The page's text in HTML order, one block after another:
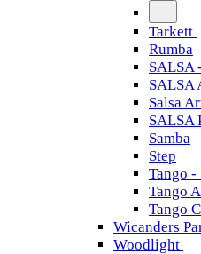
Tarkett
Rumba
SALSA
SALSA
Salsa
SALSA
Samba
Step
Tango -
Tango
Tango
Wicanders
Woodlight